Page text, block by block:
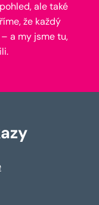
ale také
že každý
a my jsme tu,